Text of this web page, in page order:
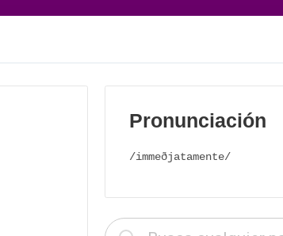
Pronunciación
/immeðjatamente/